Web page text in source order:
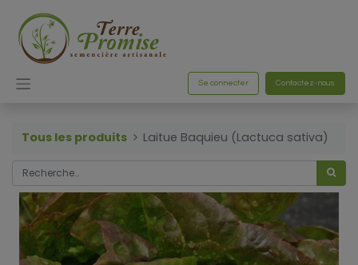
Se connecter Contactez-nous
Tous les produits Laitue Baquieu (Lactuca sativa)